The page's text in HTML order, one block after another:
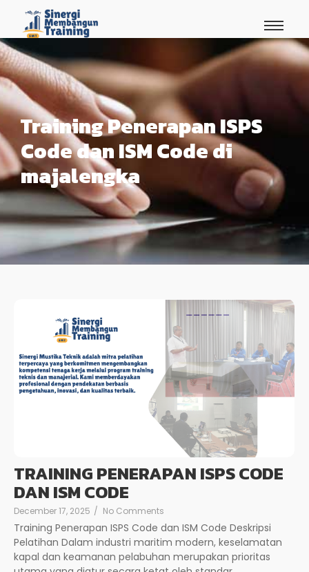
Training Penerapan ISPS
Code dan ISM Code di
majalengka
TRAINING PENERAPAN ISPS CODE
DAN ISM CODE
December 17, 2025 / No Comments
Training Penerapan ISPS Code dan ISM Code Deskripsi
Pelatihan Dalam industri maritim modern, keselamatan
kapal dan keamanan pelabuhan merupakan prioritas